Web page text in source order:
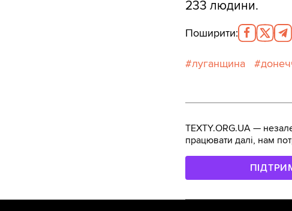
233 людини.
Поширити:
луганщина
TEXTY.ORG.UA —
працювати далі, нам